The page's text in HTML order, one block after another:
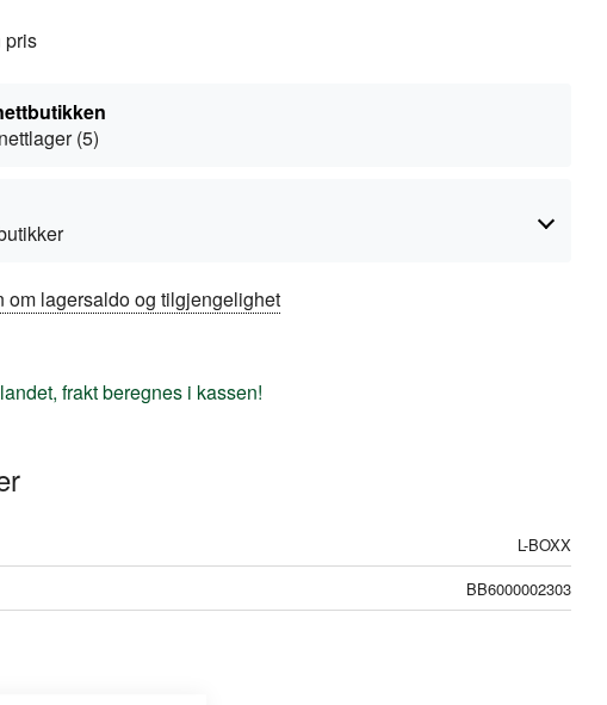
pris
(5)
lagersaldo og tilgjengelighet
frakt beregnes i kassen!
L-BOXX
BB6000002303